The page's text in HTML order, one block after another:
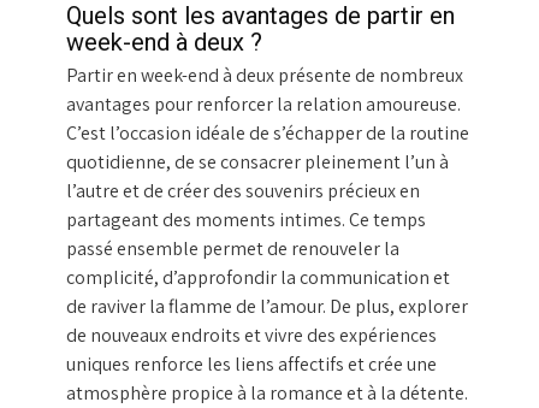
Quels sont les avantages de partir en
week-end à deux ?
Partir en week-end à deux présente de nombreux
avantages pour renforcer la relation amoureuse.
C’est l’occasion idéale de s’échapper de la routine
quotidienne, de se consacrer pleinement l’un à
l’autre et de créer des souvenirs précieux en
partageant des moments intimes. Ce temps
passé ensemble permet de renouveler la
complicité, d’approfondir la communication et
de raviver la flamme de l’amour. De plus, explorer
de nouveaux endroits et vivre des expériences
uniques renforce les liens affectifs et crée une
atmosphère propice à la romance et à la détente.